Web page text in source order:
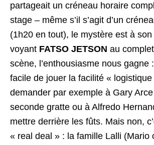
partageait un créneau horaire
stage – même s’il s’agit d’un
(1h20 en tout), le mystère est à
voyant FATSO JETSON au
scène, l’enthousiasme nous gagne
facile de jouer la facilité «
demander par exemple à Gary
seconde gratte ou à Alfredo
mettre derrière les fûts. Mais non,
« real deal » : la famille Lalli (Mario